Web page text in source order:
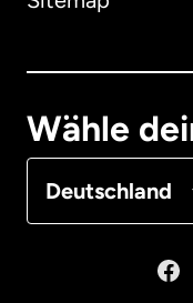
Wähle
Deutschland